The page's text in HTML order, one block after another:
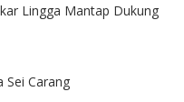
Lingga Mantap Dukung
Sei Carang